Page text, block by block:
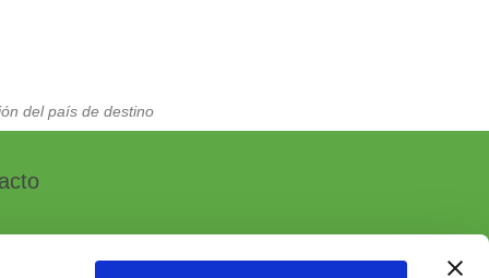
del país de destino